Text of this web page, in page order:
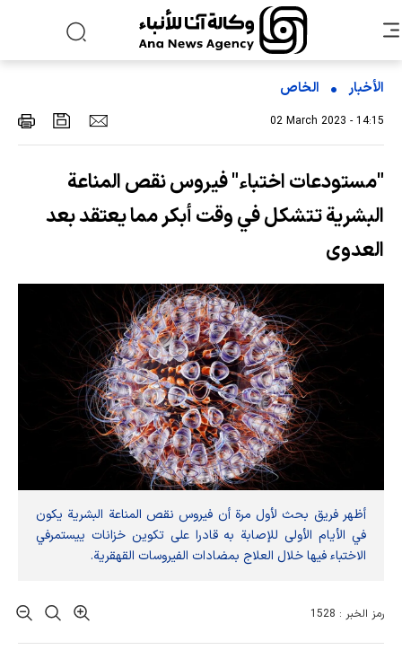
الأخبار الخاص
02 March 2023 - 14:15
"مستودعات اختباء" فيروس نقص المناعة
البشرية تتشكل في وقت أبكر مما يعتقد بعد
العدوى
أظهر فريق بحث لأول مرة أن فيروس نقص المناعة البشرية يكون
في الأيام الأولى للإصابة به قادرا على تكوين خزانات ييستمرفي
الاختباء فيها خلال العلاج بمضادات الفيروسات القهقرية.
رمز الخبر : 1528